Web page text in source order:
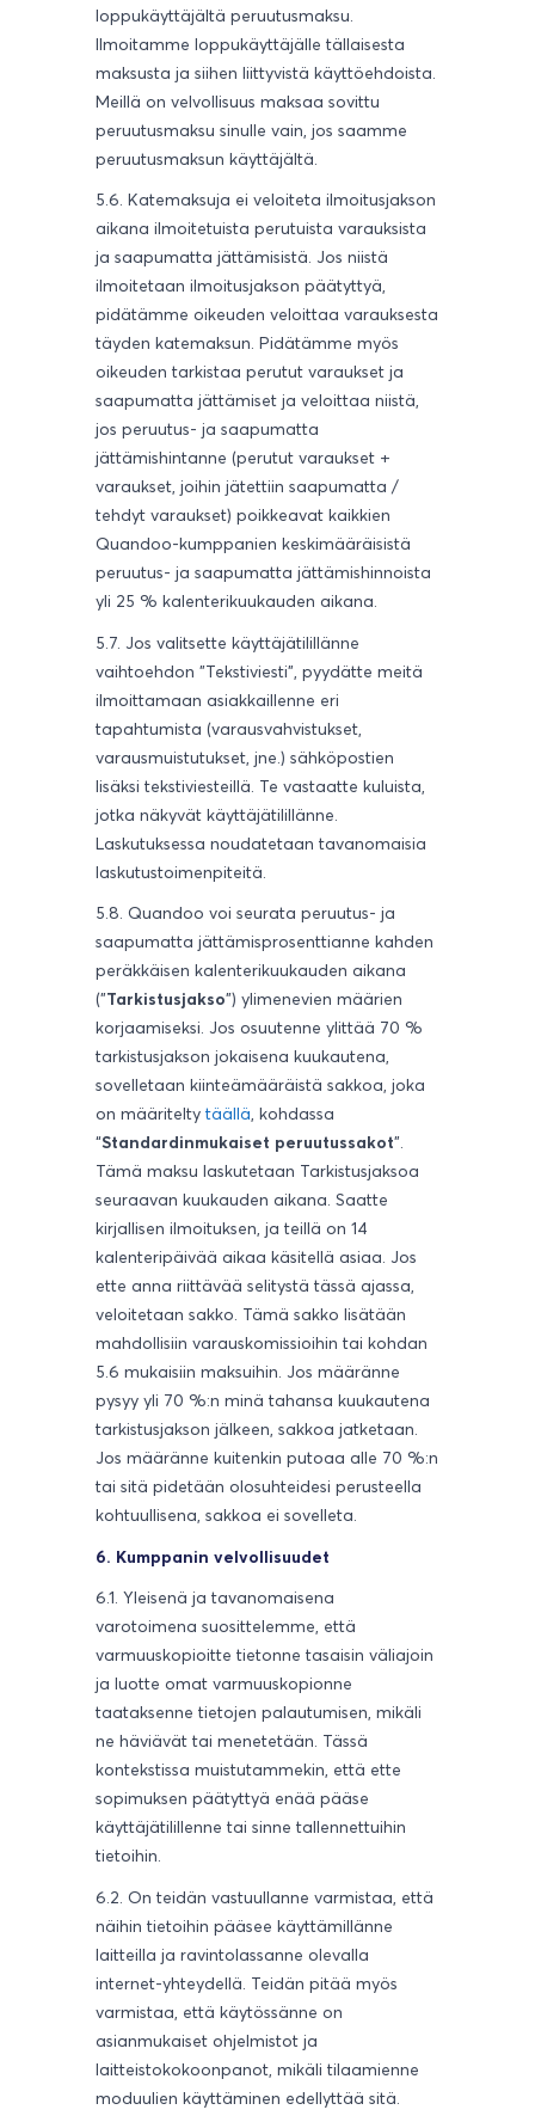
loppukäyttäjältä peruutusmaksu.
Ilmoitamme loppukäyttäjälle tällaisesta
maksusta ja siihen liittyvistä käyttöehdoista.
Meillä on velvollisuus maksaa sovittu
peruutusmaksu sinulle vain, jos saamme
peruutusmaksun käyttäjältä.
5.6. Katemaksuja ei veloiteta ilmoitusjakson
aikana ilmoitetuista perutuista varauksista
ja saapumatta jättämisistä. Jos niistä
ilmoitetaan ilmoitusjakson päätyttyä,
pidätämme oikeuden veloittaa varauksesta
täyden katemaksun. Pidätämme myös
oikeuden tarkistaa perutut varaukset ja
saapumatta jättämiset ja veloittaa niistä,
jos peruutus- ja saapumatta
jättämishintanne (perutut varaukset +
varaukset, joihin jätettiin saapumatta /
tehdyt varaukset) poikkeavat kaikkien
Quandoo-kumppanien keskimääräisistä
peruutus- ja saapumatta jättämishinnoista
yli 25 % kalenterikuukauden aikana.
5.7. Jos valitsette käyttäjätilillänne
vaihtoehdon "Tekstiviesti", pyydätte meitä
ilmoittamaan asiakkaillenne eri
tapahtumista (varausvahvistukset,
varausmuistutukset, jne.) sähköpostien
lisäksi tekstiviesteillä. Te vastaatte kuluista,
jotka näkyvät käyttäjätilillänne.
Laskutuksessa noudatetaan tavanomaisia
laskutustoimenpiteitä.
5.8. Quandoo voi seurata peruutus- ja
saapumatta jättämisprosenttianne kahden
peräkkäisen kalenterikuukauden aikana
("Tarkistusjakso") ylimenevien määrien
korjaamiseksi. Jos osuutenne ylittää 70 %
tarkistusjakson jokaisena kuukautena,
sovelletaan kiinteämääräistä sakkoa, joka
on määritelty täällä, kohdassa
“Standardinmukaiset peruutussakot”.
Tämä maksu laskutetaan Tarkistusjaksoa
seuraavan kuukauden aikana. Saatte
kirjallisen ilmoituksen, ja teillä on 14
kalenteripäivää aikaa käsitellä asiaa. Jos
ette anna riittävää selitystä tässä ajassa,
veloitetaan sakko. Tämä sakko lisätään
mahdollisiin varauskomissioihin tai kohdan
5.6 mukaisiin maksuihin. Jos määränne
pysyy yli 70 %:n minä tahansa kuukautena
tarkistusjakson jälkeen, sakkoa jatketaan.
Jos määränne kuitenkin putoaa alle 70 %:n
tai sitä pidetään olosuhteidesi perusteella
kohtuullisena, sakkoa ei sovelleta.
6. Kumppanin velvollisuudet
6.1. Yleisenä ja tavanomaisena
varotoimena suosittelemme, että
varmuuskopioitte tietonne tasaisin väliajoin
ja luotte omat varmuuskopionne
taataksenne tietojen palautumisen, mikäli
ne häviävät tai menetetään. Tässä
kontekstissa muistutammekin, että ette
sopimuksen päätyttyä enää pääse
käyttäjätilillenne tai sinne tallennettuihin
tietoihin.
6.2. On teidän vastuullanne varmistaa, että
näihin tietoihin pääsee käyttämillänne
laitteilla ja ravintolassanne olevalla
internet-yhteydellä. Teidän pitää myös
varmistaa, että käytössänne on
asianmukaiset ohjelmistot ja
laitteistokokoonpanot, mikäli tilaamienne
moduulien käyttäminen edellyttää sitä.